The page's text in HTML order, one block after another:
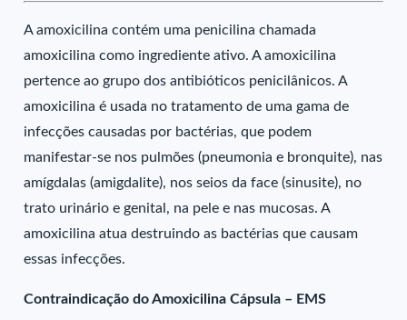
A amoxicilina contém uma penicilina chamada
amoxicilina como ingrediente ativo. A amoxicilina
pertence ao grupo dos antibióticos penicilânicos. A
amoxicilina é usada no tratamento de uma gama de
infecções causadas por bactérias, que podem
manifestar-se nos pulmões (pneumonia e bronquite), nas
amígdalas (amigdalite), nos seios da face (sinusite), no
trato urinário e genital, na pele e nas mucosas. A
amoxicilina atua destruindo as bactérias que causam
essas infecções.
Contraindicação do Amoxicilina Cápsula – EMS